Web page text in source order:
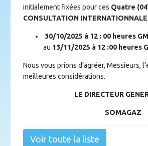
initialement fixées pour ces Quatre
CONSULTATION INTERNATIONNALE
30/10/2025 à 12 : 00 heures
au 13/11/2025 à 12 :00 heures
Nous vous prions d’agréer, Messieurs,
meilleures considérations.
LE DIRECTEUR G
SOMAGAZ
Voir toute la liste